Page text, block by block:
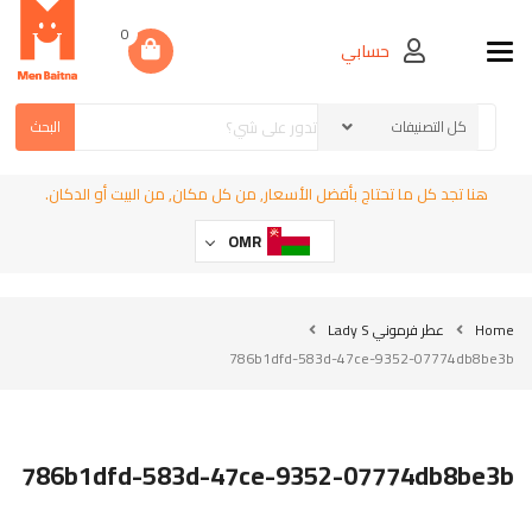
Toggle navigationحسابي
0
البحث
هنا تجد كل ما تحتاج بأفضل الأسعار, من كل مكان, من البيت أو الدكان.
OMR
Home
عطر فرموني Lady S
786b1dfd-583d-47ce-9352-07774db8be3b
786b1dfd-583d-47ce-9352-07774db8be3b